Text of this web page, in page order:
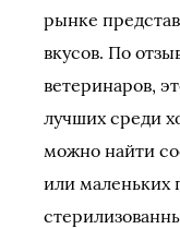
рынке
вкусов. По
ветеринаров,
лучших среди
можно найти
или маленьких